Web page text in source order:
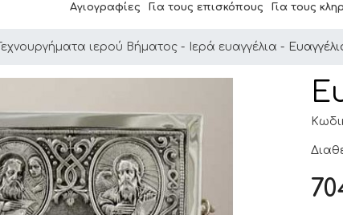
Αγιογραφίες Για τους επισκόπους Για τους
Τεχνουργήματα ιερού Βήματος Ιερά ευαγγέλια